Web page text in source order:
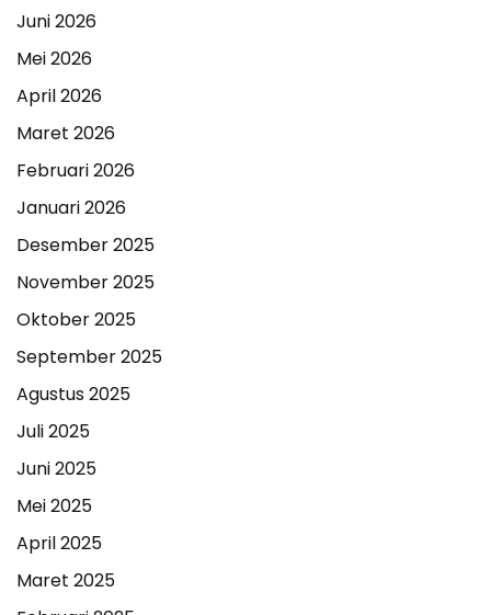
Juni 2026
Mei 2026
April 2026
Maret 2026
Februari 2026
Januari 2026
Desember 2025
November 2025
Oktober 2025
September 2025
Agustus 2025
Juli 2025
Juni 2025
Mei 2025
April 2025
Maret 2025